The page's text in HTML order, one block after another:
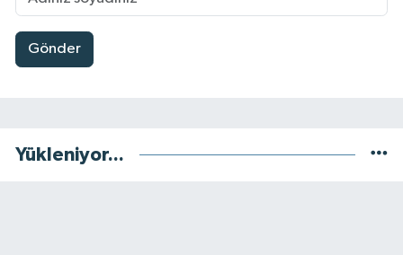
Gönder
Yükleniyor...